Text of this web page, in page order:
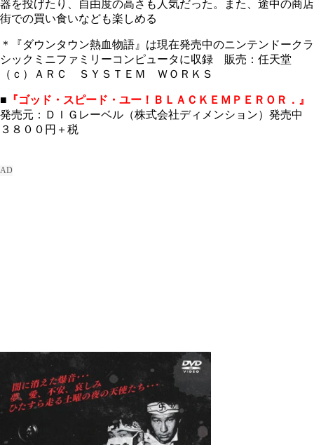
器を投げたり、自由度の高さも人気だった。また、途中の商店
街での買い食いなども楽しめる
＊『ダウンタウン熱血物語』は現在発売中のニンテンドークラ
シックミニファミリーコンピュータに収録 販売：任天堂
（ｃ）ＡＲＣ ＳＹＳＴＥＭ ＷＯＲＫＳ
■ 『ゴッド・スピード・ユー！ＢＬＡＣＫＥＭＰＥＲＯＲ．』
発売元：ＤＩＧレーベル（株式会社ディメンション）発売中
３８００円＋税